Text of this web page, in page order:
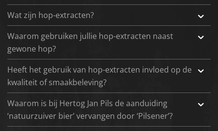
Wat zijn hop-extracten?
Waarom gebruiken jullie hop-extracten naast
gewone hop?
Heeft het gebruik van hop-extracten invloed op de
kwaliteit of smaakbeleving?
Waarom is bij Hertog Jan Pils de aanduiding
‘natuurzuiver bier’ vervangen door ‘Pilsener’?